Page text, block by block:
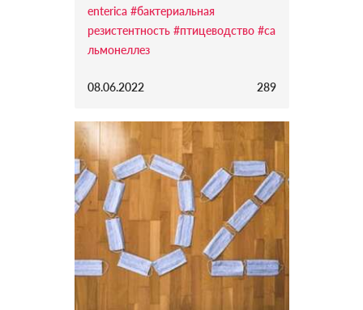
enterica #бактериальная
резистентность #птицеводство #са
льмонеллез
08.06.2022 289